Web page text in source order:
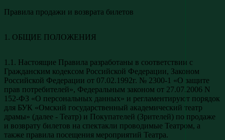
Правила продажи и возврата билетов
1. ОБЩИЕ ПОЛОЖЕНИЯ
1.1. Настоящие Правила разработаны в соответствии с
Гражданским кодексом Российской Федерации, Законом
Российской Федерации от 07.02.1992г. № 2300-1 «О защите
прав потребителей», Федеральным законом от 27.07.2006 N
152-ФЗ «О персональных данных» и регламентируют порядок
для БУК «Омский государственный академический театр
драмы» (далее - Театр) и Покупателей (Зрителей) по продаже
и возврату билетов на спектакли проводимые Театром, а
также правила посещения мероприятий Театра.